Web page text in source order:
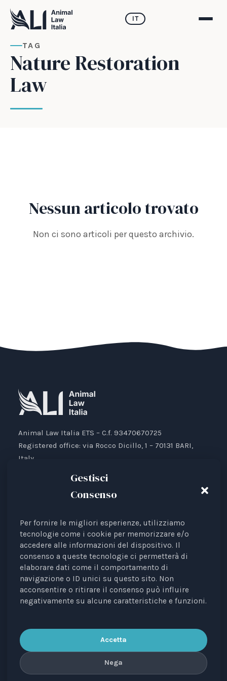
Gestisci
Consenso
Per fornire le migliori esperienze, utilizziamo
tecnologie come i cookie per memorizzare e/o
accedere alle informazioni del dispositivo. Il
consenso a queste tecnologie ci permetterà di
elaborare dati come il comportamento di
navigazione o ID unici su questo sito. Non
acconsentire o ritirare il consenso può influire
negativamente su alcune caratteristiche e funzioni.
Accetta
Nega
IT
TAG
Nature Restoration
Law
Nessun articolo trovato
Non ci sono articoli per questo archivio.
Animal Law Italia ETS – C.f. 93470670725
Registered office: via Rocco Dicillo, 1 – 70131 BARI,
Italy.
IBAN: IT87V0501804000000017176777
Animal Law Italia is an Italian Third Sector Entity
listed in the RUNTS register (Rep. 4 of 01/03/2022),
recognised as an interest representative before the
European Institutions.
The journalDiritti degli Animali. Profili Etici, Scientifici e
Giuridiciis a periodical registered with the Court of
Elisa Scarpino.